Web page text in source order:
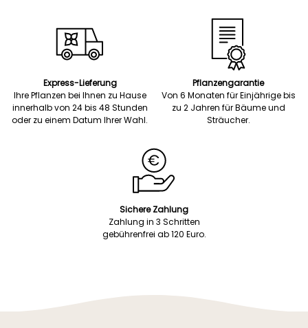
Express-Lieferung
Ihre Pflanzen bei Ihnen zu Hause
innerhalb von 24 bis 48 Stunden
oder zu einem Datum Ihrer Wahl.
Pflanzengarantie
Von 6 Monaten für Einjährige bis
zu 2 Jahren für Bäume und
Sträucher.
Sichere Zahlung
Zahlung in 3 Schritten
gebührenfrei ab 120 Euro.